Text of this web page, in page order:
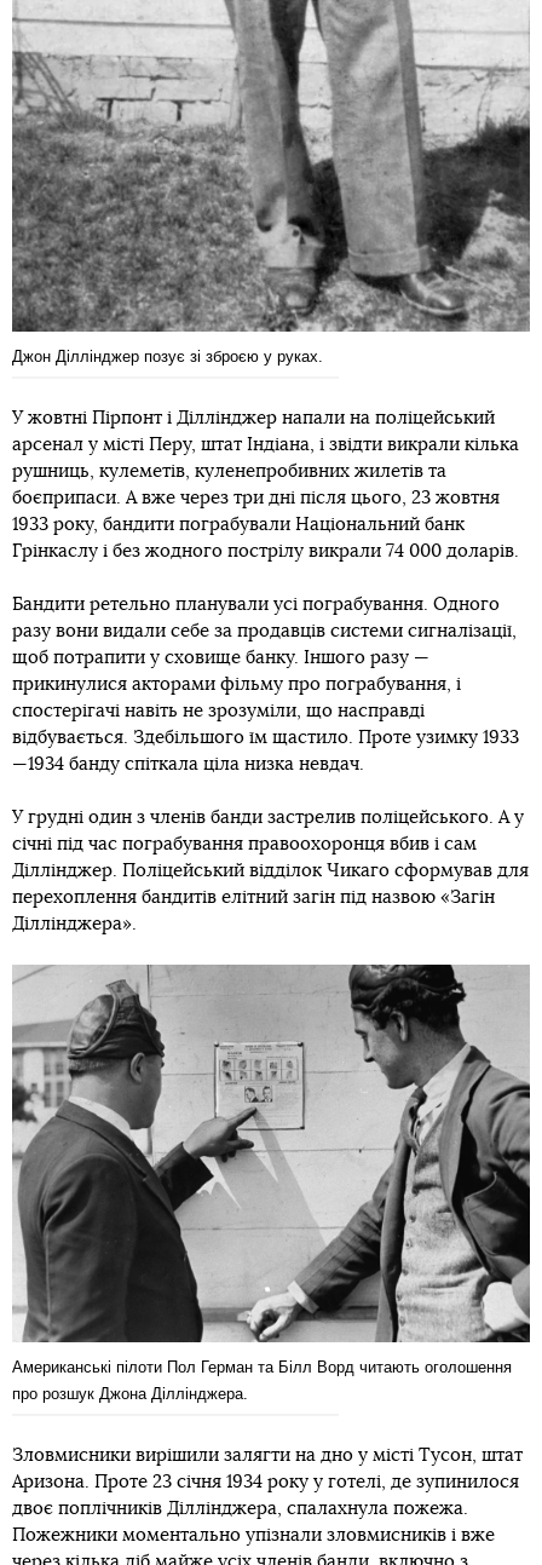
Джон Діллінджер позує зі зброєю у руках.
У жовтні Пірпонт і Діллінджер напали на поліцейський
арсенал у місті Перу, штат Індіана, і звідти викрали кілька
рушниць, кулеметів, куленепробивних жилетів та
боєприпаси. А вже через три дні після цього, 23 жовтня
1933 року, бандити пограбували Національний банк
Грінкаслу і без жодного пострілу викрали 74 000 доларів.
Бандити ретельно планували усі пограбування. Одного
разу вони видали себе за продавців системи сигналізації,
щоб потрапити у сховище банку. Іншого разу —
прикинулися акторами фільму про пограбування, і
спостерігачі навіть не зрозуміли, що насправді
відбувається. Здебільшого їм щастило. Проте узимку 1933
—1934 банду спіткала ціла низка невдач.
У грудні один з членів банди застрелив поліцейського. А у
січні під час пограбування правоохоронця вбив і сам
Діллінджер. Поліцейський відділок Чикаго сформував для
перехоплення бандитів елітний загін під назвою «Загін
Діллінджера».
Американські пілоти Пол Герман та Білл Ворд читають оголошення
про розшук Джона Діллінджера.
Зловмисники вирішили залягти на дно у місті Тусон, штат
Аризона. Проте 23 січня 1934 року у готелі, де зупинилося
двоє поплічників Діллінджера, спалахнула пожежа.
Пожежники моментально упізнали зловмисників і вже